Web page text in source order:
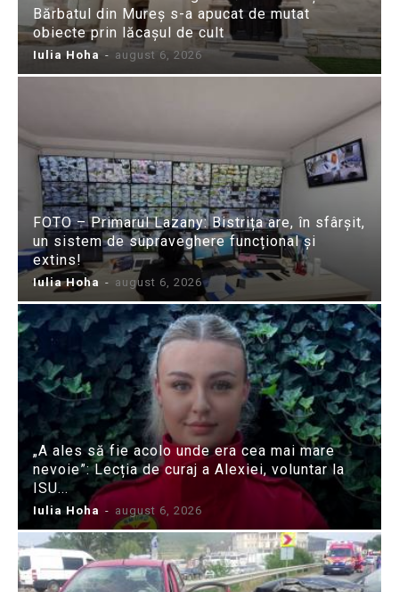
Bărbatul din Mureș s-a apucat de mutat
obiecte prin lăcașul de cult
Iulia Hoha - august 6, 2026
FOTO – Primarul Lazany: Bistrița are, în sfârșit,
un sistem de supraveghere funcțional și
extins!
Iulia Hoha - august 6, 2026
„A ales să fie acolo unde era cea mai mare
nevoie”: Lecția de curaj a Alexiei, voluntar la
ISU...
Iulia Hoha - august 6, 2026